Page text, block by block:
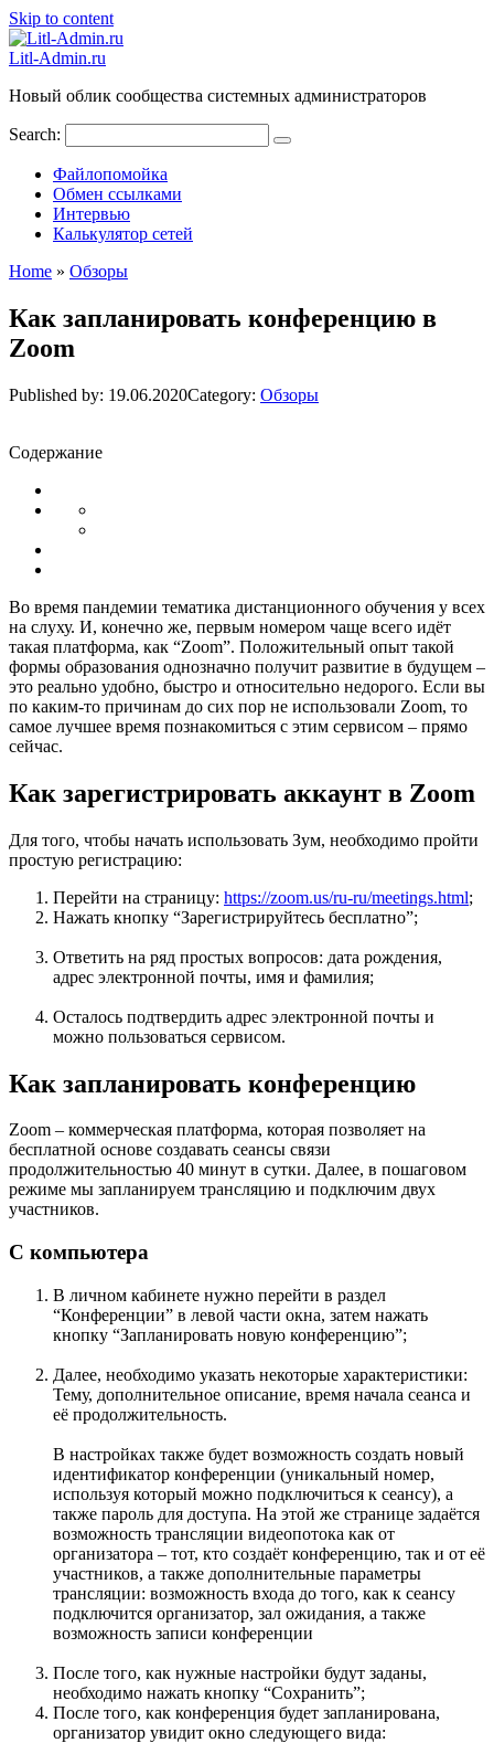
Skip to content
Litl-Admin.ru
Новый облик сообщества системных администраторов
Search:
Файлопомойка
Обмен ссылками
Интервью
Калькулятор сетей
Home » Обзоры
Как запланировать конференцию в
Zoom
Published by: 19.06.2020Category: Обзоры
Содержание
Во время пандемии тематика дистанционного обучения у всех
на слуху. И, конечно же, первым номером чаще всего идёт
такая платформа, как “Zoom”. Положительный опыт такой
формы образования однозначно получит развитие в будущем –
это реально удобно, быстро и относительно недорого. Если вы
по каким-то причинам до сих пор не использовали Zoom, то
самое лучшее время познакомиться с этим сервисом – прямо
сейчас.
Как зарегистрировать аккаунт в Zoom
Для того, чтобы начать использовать Зум, необходимо пройти
простую регистрацию:
Перейти на страницу: https://zoom.us/ru-ru/meetings.html;
Нажать кнопку “Зарегистрируйтесь бесплатно”;
Ответить на ряд простых вопросов: дата рождения,
адрес электронной почты, имя и фамилия;
Осталось подтвердить адрес электронной почты и
можно пользоваться сервисом.
Как запланировать конференцию
Zoom – коммерческая платформа, которая позволяет на
бесплатной основе создавать сеансы связи
продолжительностью 40 минут в сутки. Далее, в пошаговом
режиме мы запланируем трансляцию и подключим двух
участников.
С компьютера
В личном кабинете нужно перейти в раздел
“Конференции” в левой части окна, затем нажать
кнопку “Запланировать новую конференцию”;
Далее, необходимо указать некоторые характеристики:
Тему, дополнительное описание, время начала сеанса и
её продолжительность.
В настройках также будет возможность создать новый
идентификатор конференции (уникальный номер,
используя который можно подключиться к сеансу), а
также пароль для доступа. На этой же странице задаётся
возможность трансляции видеопотока как от
организатора – тот, кто создаёт конференцию, так и от её
участников, а также дополнительные параметры
трансляции: возможность входа до того, как к сеансу
подключится организатор, зал ожидания, а также
возможность записи конференции
После того, как нужные настройки будут заданы,
необходимо нажать кнопку “Сохранить”;
После того, как конференция будет запланирована,
организатор увидит окно следующего вида: